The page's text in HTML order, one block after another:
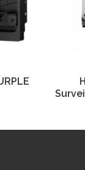
WD PURPLE